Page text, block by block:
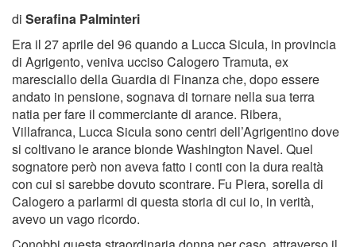
di Serafina Palminteri
Era il 27 aprile del 96 quando a Lucca Sicula, in provincia
di Agrigento, veniva ucciso Calogero Tramuta, ex
maresciallo della Guardia di Finanza che, dopo essere
andato in pensione, sognava di tornare nella sua terra
natia per fare il commerciante di arance. Ribera,
Villafranca, Lucca Sicula sono centri dell’Agrigentino dove
si coltivano le arance bionde Washington Navel. Quel
sognatore però non aveva fatto i conti con la dura realtà
con cui si sarebbe dovuto scontrare. Fu Piera, sorella di
Calogero a parlarmi di questa storia di cui io, in verità,
avevo un vago ricordo.